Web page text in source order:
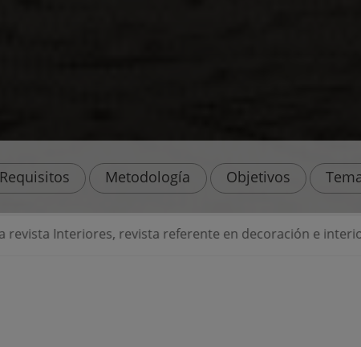
Requisitos Metodología Objetivos
en decoración e interiorismo de alta gama, y con